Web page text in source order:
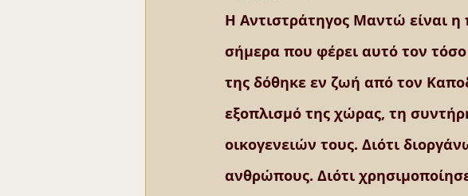
Η Αντιστράτηγος Μαντώ είναι
σήμερα που φέρει αυτό τον
της δόθηκε εν ζωή από τον
εξοπλισμό της χώρας, τη
οικογενειών τους. Διότι
ανθρώπους. Διότι